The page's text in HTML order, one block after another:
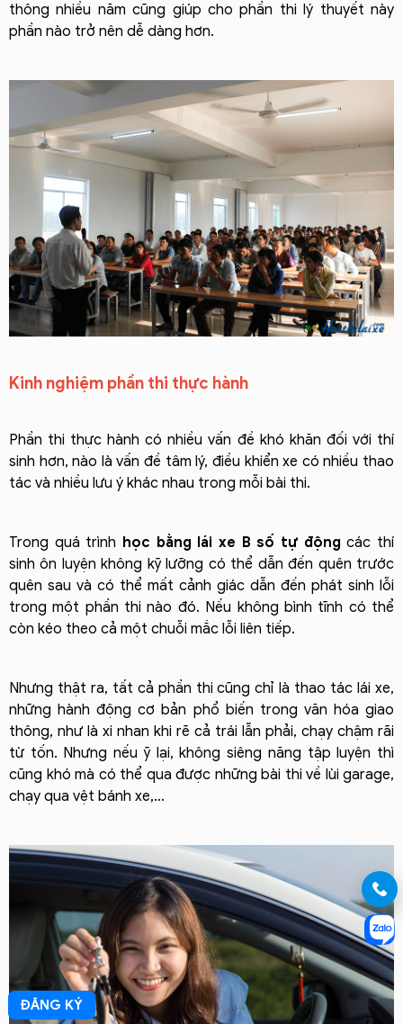
thông nhiều năm cũng giúp cho phần thi lý thuyết này
phần nào trở nên dễ dàng hơn.
Kinh nghiệm phần thi thực hành
Phần thi thực hành có nhiều vấn đề khó khăn đối với thí
sinh hơn, nào là vấn đề tâm lý, điều khiển xe có nhiều thao
tác và nhiều lưu ý khác nhau trong mỗi bài thi.
Trong quá trình học bằng lái xe B số tự độngcác thí
sinh ôn luyện không kỹ lưỡng có thể dẫn đến quên trước
quên sau và có thể mất cảnh giác dẫn đến phát sinh lỗi
trong một phần thi nào đó. Nếu không bình tĩnh có thể
còn kéo theo cả một chuỗi mắc lỗi liên tiếp.
Nhưng thật ra, tất cả phần thi cũng chỉ là thao tác lái xe,
những hành động cơ bản phổ biến trong văn hóa giao
thông, như là xi nhan khi rẽ cả trái lẫn phải, chạy chậm rãi
từ tốn. Nhưng nếu ỹ lại, không siêng năng tập luyện thì
cũng khó mà có thể qua được những bài thi về lùi garage,
chạy qua vệt bánh xe,…
ĐĂNG KÝ